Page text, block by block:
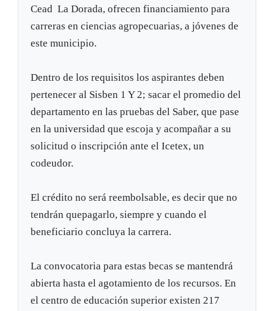
Cead La Dorada, ofrecen financiamiento para
carreras en ciencias agropecuarias, a jóvenes de
este municipio.
Dentro de los requisitos los aspirantes deben
pertenecer al Sisben 1 Y 2; sacar el promedio del
departamento en las pruebas del Saber, que pase
en la universidad que escoja y acompañar a su
solicitud o inscripción ante el Icetex, un
codeudor.
El crédito no será reembolsable, es decir que no
tendrán quepagarlo, siempre y cuando el
beneficiario concluya la carrera.
La convocatoria para estas becas se mantendrá
abierta hasta el agotamiento de los recursos. En
el centro de educación superior existen 217